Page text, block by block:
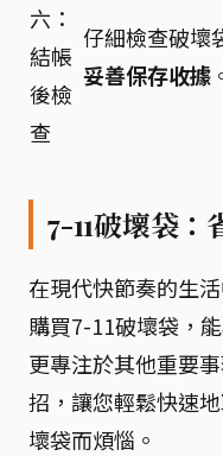
六：
結帳
後檢
查
仔細檢查破壞
妥善保存收據
7-11破壞袋：
在現代快節奏的生
購買7-11破壞袋，
更專注於其他重要
招，讓您輕鬆快速
壞袋而煩惱。